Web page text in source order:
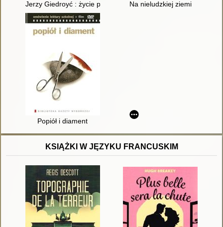
Jerzy Giedroyć : życie przed "Kulturą"Na nieludzkiej ziemi
Popiół i diament
KSIĄŻKI W JĘZYKU FRANCUSKIM